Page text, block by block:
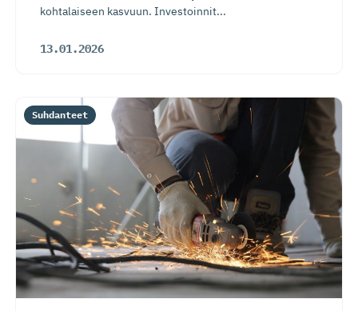
kohtalaiseen kasvuun. Investoinnit...
13.01.2026
Suhdanteet